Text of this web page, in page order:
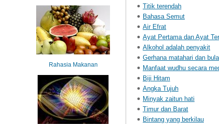
Titik terendah
Bahasa Semut
Air Efrat
Ayat Pertama dan Ayat
Alkohol adalah penyakit
Gerhana matahari dan
Manfaat wudhu secara
Biji Hitam
Angka Tujuh
Minyak zaitun hati
Timur dan Barat
Bintang yang berkilau
Rahasia Makanan